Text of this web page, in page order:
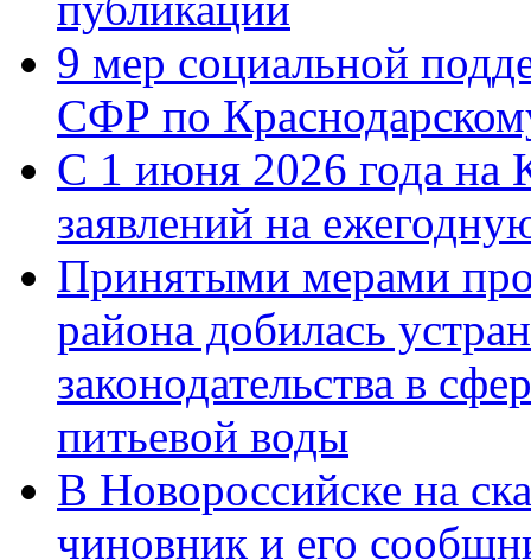
9 мер социальной
СФР по
С 1 июня 2026 года на
заявлений на
Принятыми мерами
района добилась
законодательства в
питьевой воды
В Новороссийске на
чиновник и его